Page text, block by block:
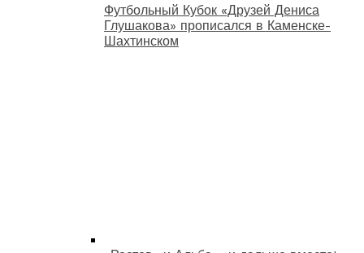
Футбольный Кубок «Друзей Дениса
Глушакова» прописался в Каменске-
Шахтинском